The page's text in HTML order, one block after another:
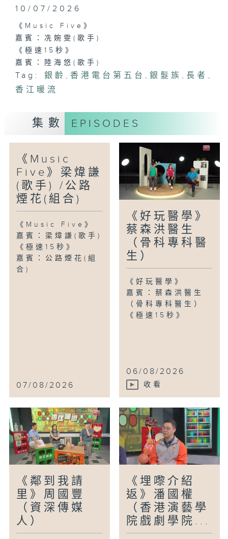
10/07/2026
《Music Five》
嘉賓：冼婉雯(歌手)
《極速15秒》
嘉賓：陸海悠(歌手)
Tag: 銀齡 , 香港電台第五台 ,銀髮族 ,長者 ,
香江暖流
集數 EPISODES
《Music
Five》梁煒謙
(歌手) /公路
煙花(組合)
《Music Five》
嘉賓：梁煒謙(歌手)
《極速15秒》
嘉賓：公路煙花(組
合)
07/08/2026
《好玩醫學》
蔡森洪醫生
（骨科專科醫
生）
《好玩醫學》
嘉賓：蔡森洪醫生
（骨科專科醫生）
《極速15秒》
06/08/2026
收看
《鄰到我請
里》周國豐
（資深傳媒
人）
《埋嚟介紹
返》潘國權
（香港演藝學
院戲劇學院...